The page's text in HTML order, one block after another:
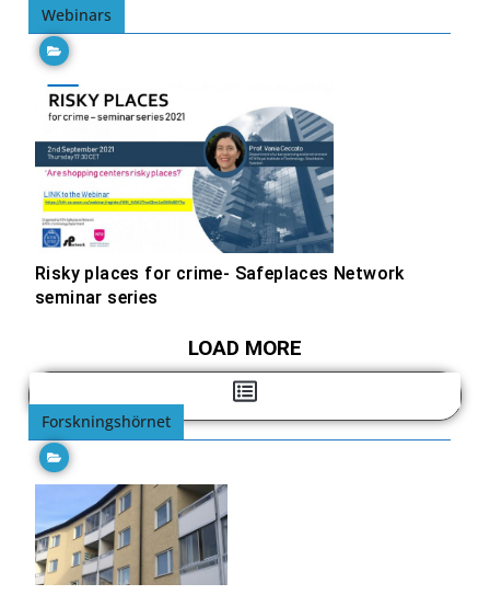
Webinars
Risky places for crime- Safeplaces Network
seminar series
LOAD MORE
Forskningshörnet